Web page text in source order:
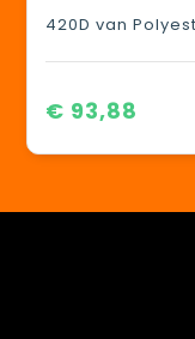
420D van
€ 93,88